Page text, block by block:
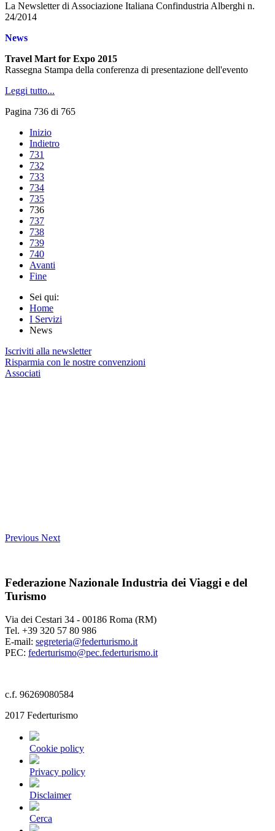
La Newsletter di Associazione Italiana Confindustria Alberghi n.
24/2014
News
Travel Mart for Expo 2015
Rassegna Stampa della conferenza di presentazione dell'evento
Leggi tutto...
Pagina 736 di 765
Inizio
Indietro
731
732
733
734
735
736
737
738
739
740
Avanti
Fine
Sei qui:
Home
I Servizi
News
Iscriviti alla newsletter
Risparmia con le nostre convenzioni
Associati
Previous Next
Federazione Nazionale Industria dei Viaggi e del
Turismo
Via dei Cestari 34 - 00186 Roma (RM)
Tel. +39 320 57 80 986
E-mail: segreteria@federturismo.it
PEC: federturismo@pec.federturismo.it
c.f. 96269080584
2017 Federturismo
Cookie policy
Privacy policy
Disclaimer
Cerca